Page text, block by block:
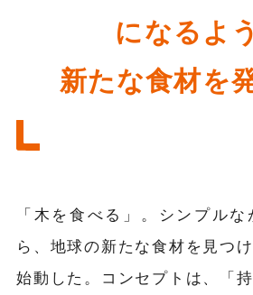
になるよ
新たな食材を
「木を食べる」。シンプル
ら、地球の新たな食材を見つ
始動した。コンセプトは、「